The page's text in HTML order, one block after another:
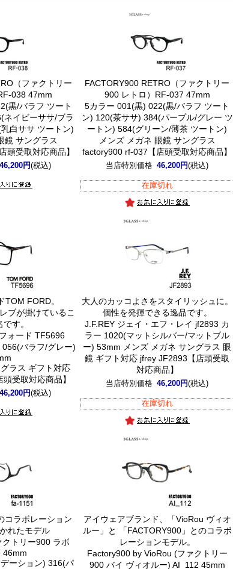
（ファクトリー
038 47mm
黒/バラフ ツート
ネイビーササ/ブラ
白ササ ツートン)
鏡 サングラス
頭受取対応商品】
46,200円(税込)
FACTORY900 RETRO（ファクトリー
900 レトロ）RF-037 47mm
5カラー 001(黒) 022(黒/バラフ ツート
ン) 120(茶ササ) 384(パープル/グレー ツ
ートン) 584(グリーン/薄茶 ツートン)
メンズ メガネ 眼鏡 サングラス
factory900 rf-037【店頭受取対応商品】
当店特別価格 46,200円(税込)
在庫切れ
TOM FORD。
ブが掛けているこ
す。
ォード TF5696
バラフ/グレー)
ラス ギフト対応
受取対応商品】
46,200円(税込)
大人のカッコよさをスタイリッシュに。
個性を発揮できる逸品です。
J.F.REY ジェイ・エフ・レイ jf2893 カ
ラー 1020(マットシルバー/マットブル
ー) 53mm メンズ メガネ サングラス 眼
鏡 ギフト対応 jfrey JF2893【店頭受取
対応商品】
当店特別価格 46,200円(税込)
在庫切れ
コラボレーション
れたモデル
トリー900 ラボ
46mm
ーション) 316(パ
アイウェアブランド、「VioRou ヴィオ
ルー」と 「FACTORY900」とのコラボ
レーションモデル。
Factory900 by VioRou (ファクトリー
900 バイ ヴィオルー) AI_112 45mm